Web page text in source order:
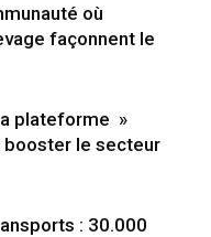
où
façonnent le
plateforme »
booster le secteur
: 30.000